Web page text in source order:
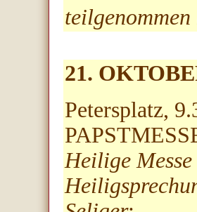
teilgenommen
21.
Petersplatz,
Heilige